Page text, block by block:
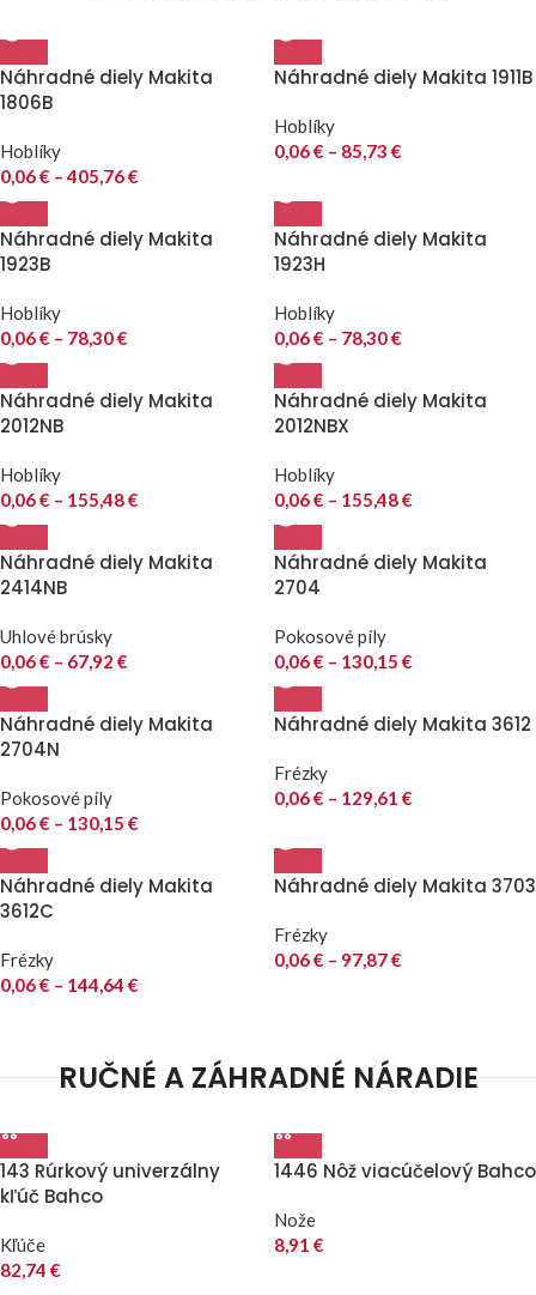
Náhradné diely Makita
1806B
Hoblíky
0,06€ – 405,76€
Náhradné diely Makita 1911B
Hoblíky
0,06€ – 85,73 €
Náhradné diely Makita
1923B
Hoblíky
0,06€ – 78,30€
Náhradné diely Makita
1923H
Hoblíky
0,06€ – 78,30€
Náhradné diely Makita
2012NB
Hoblíky
0,06€ – 155,48€
Náhradné diely Makita
2012NBX
Hoblíky
0,06€ – 155,48€
Náhradné diely Makita
2414NB
Uhlové brúsky
0,06€ – 67,92 €
Náhradné diely Makita
2704
Pokosové píly
0,06€ – 130,15 €
Náhradné diely Makita
2704N
Pokosové píly
0,06€ – 130,15 €
Náhradné diely Makita 3612
Frézky
0,06€ – 129,61 €
Náhradné diely Makita
3612C
Frézky
0,06€ – 144,64 €
Náhradné diely Makita 3703
Frézky
0,06€ – 97,87€
RUČNÉ A ZÁHRADNÉ NÁRADIE
143 Rúrkový univerzálny
kľúč Bahco
Kľúče
82,74 €
1446 Nôž viacúčelový Bahco
Nože
8,91 €